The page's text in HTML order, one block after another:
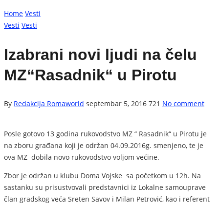
Home Vesti
Vesti Vesti
Izabrani novi ljudi na čelu
MZ“Rasadnik“ u Pirotu
By Redakcija Romaworld septembar 5, 2016 721 No comment
Posle gotovo 13 godina rukovodstvo MZ “ Rasadnik“ u Pirotu je
na zboru građana koji je održan 04.09.2016g. smenjeno, te je
ova MZ dobila novo rukovodstvo voljom većine.
Zbor je održan u klubu Doma Vojske sa početkom u 12h. Na
sastanku su prisustvovali predstavnici iz Lokalne samouprave
član gradskog veća Sreten Savov i Milan Petrović, kao i referent